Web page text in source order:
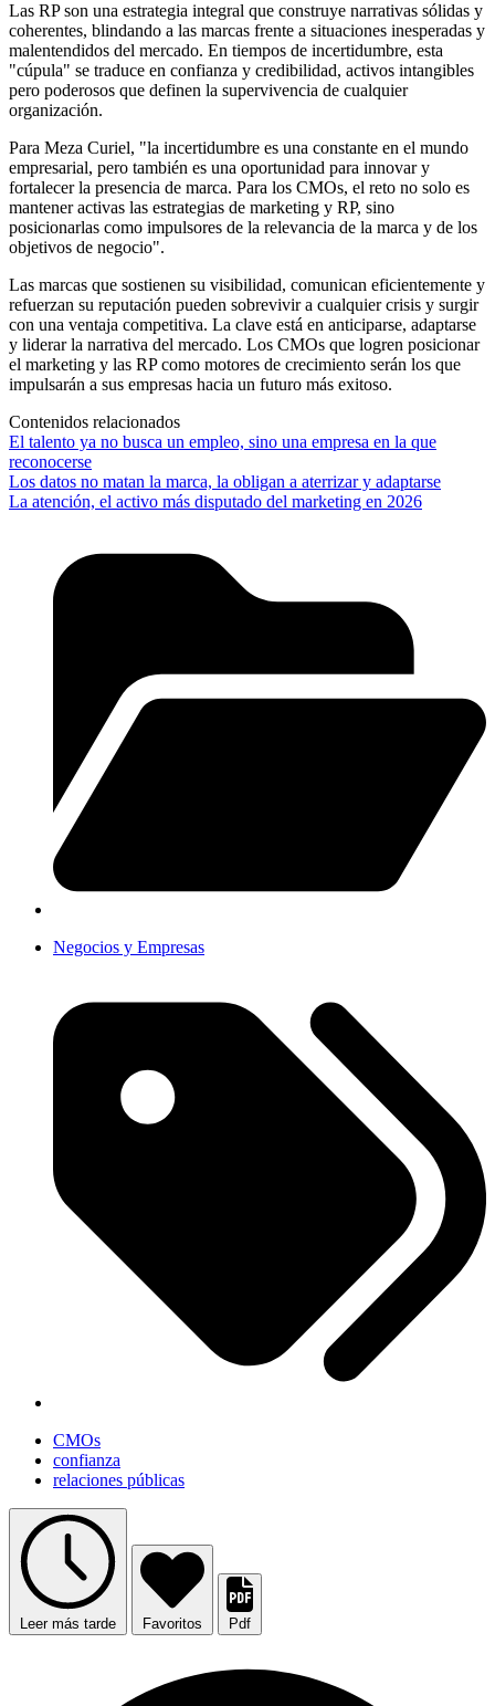
Las RP son una estrategia integral que construye narrativas sólidas y
coherentes, blindando a las marcas frente a situaciones inesperadas y
malentendidos del mercado. En tiempos de incertidumbre, esta
"cúpula" se traduce en confianza y credibilidad, activos intangibles
pero poderosos que definen la supervivencia de cualquier
organización.
Para Meza Curiel, "la incertidumbre es una constante en el mundo
empresarial, pero también es una oportunidad para innovar y
fortalecer la presencia de marca. Para los CMOs, el reto no solo es
mantener activas las estrategias de marketing y RP, sino
posicionarlas como impulsores de la relevancia de la marca y de los
objetivos de negocio".
Las marcas que sostienen su visibilidad, comunican eficientemente y
refuerzan su reputación pueden sobrevivir a cualquier crisis y surgir
con una ventaja competitiva. La clave está en anticiparse, adaptarse
y liderar la narrativa del mercado. Los CMOs que logren posicionar
el marketing y las RP como motores de crecimiento serán los que
impulsarán a sus empresas hacia un futuro más exitoso.
Contenidos relacionados
El talento ya no busca un empleo, sino una empresa en la que
reconocerse
Los datos no matan la marca, la obligan a aterrizar y adaptarse
La atención, el activo más disputado del marketing en 2026
Negocios y Empresas
CMOs
confianza
relaciones públicas
Leer más tarde Favoritos Pdf